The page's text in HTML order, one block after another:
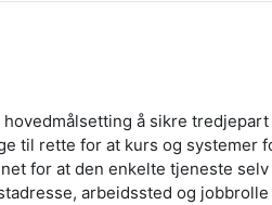
hovedmålsetting å sikre
til rette for at kurs og
for at den enkelte tjeneste
arbeidssted og